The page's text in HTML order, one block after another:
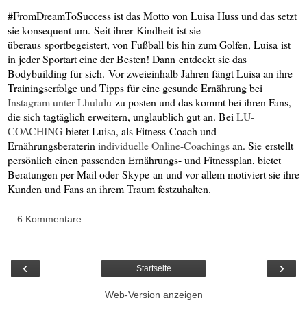
#FromDreamToSuccess ist das Motto von Luisa Huss und das setzt
sie konsequent um. Seit ihrer Kindheit ist sie
überaus sportbegeistert, von Fußball bis hin zum Golfen, Luisa ist
in jeder Sportart eine der Besten! Dann entdeckt sie das
Bodybuilding für sich. Vor zweieinhalb Jahren fängt Luisa an ihre
Trainingserfolge und Tipps für eine gesunde Ernährung bei
Instagram unter Lhululu zu posten und das kommt bei ihren Fans,
die sich tagtäglich erweitern, unglaublich gut an. Bei LU-
COACHING bietet Luisa, als Fitness-Coach und
Ernährungsberaterin individuelle Online-Coachingsan. Sie erstellt
persönlich einen passenden Ernährungs- und Fitnessplan, bietet
Beratungen per Mail oder Skype an und vor allem motiviert sie ihre
Kunden und Fans an ihrem Traum festzuhalten.
6 Kommentare:
‹ ›
Startseite
Web-Version anzeigen